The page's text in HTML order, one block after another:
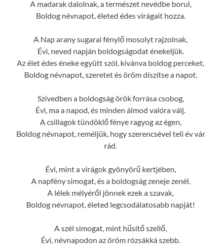
A madarak dalolnak, a természet nevédbe borul,
Boldog névnapot, életed édes virágait hozza.
A Nap arany sugarai fénylő mosolyt rajzolnak,
Évi, neved napján boldogságodat énekeljük.
Az élet édes éneke együtt szól, kívánva boldog perceket,
Boldog névnapot, szeretet és öröm díszítse a napot.
Szívedben a boldogság örök forrása csobog,
Évi, ma a napod, és minden álmod valóra válj.
A csillagok tündöklő fénye ragyog az égen,
Boldog névnapot, reméljük, hogy szerencsével teli év vár
rád.
Évi, mint a virágok gyönyörű kertjében,
A napfény simogat, és a boldogság zeneje zenél.
A lélek mélyéről jönnek ezek a szavak,
Boldog névnapot, életed legcsodálatosabb napját!
A szél simogat, mint hűsítő szellő,
Évi, névnapodon az öröm rózsákká szebb.